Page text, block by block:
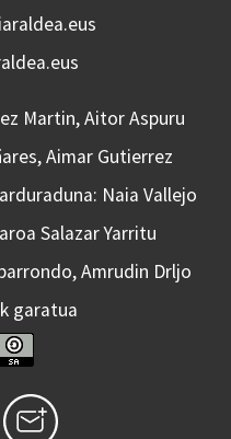
Martin, Aitor Aspuru
Aimar Gutierrez
Naia Vallejo
Salazar Yarritu
Amrudin Drljo
garatua